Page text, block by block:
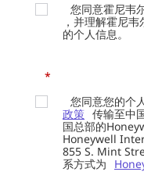
您同意霍尼韦
，并理解霍尼
的个人信息。
*
您同意您的个
政策 传输至中
国总部的
Honeywell
855 S. Mint
系方式为